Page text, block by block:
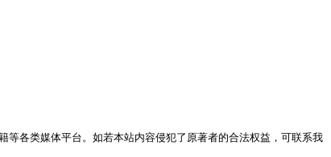
各类媒体平台。如若本站内容侵犯了原著者的合法权益，可联系我